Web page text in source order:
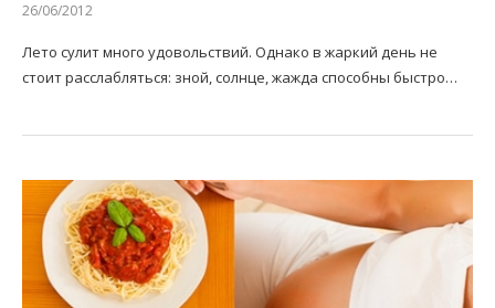
26/06/2012
Лето сулит много удовольствий. Однако в жаркий день не
стоит расслабляться: зной, солнце, жажда способны быстро…